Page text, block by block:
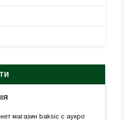
магазин baksic с аукро